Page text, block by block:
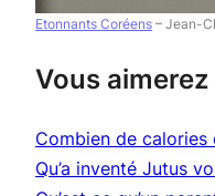
Etonnants Coréens – Jean-
Vous aimerez
Combien de
Qu’a inventé Jutus